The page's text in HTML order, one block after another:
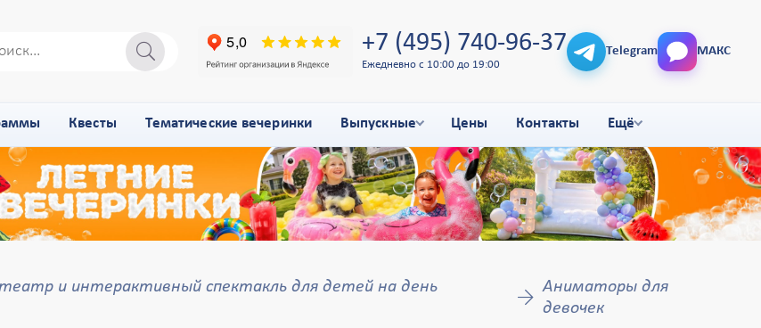
+7 (495) 740-96-37
Ежедневно с 10:00 до 19:00
Telegram МАКС
Квесты Тематические вечеринки Выпускные Цены Контакты Ещё
и интерактивный спектакль для детей на день
Аниматоры для
девочек